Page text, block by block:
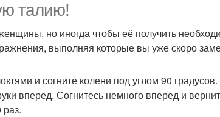
талию!
но иногда чтобы её получить
выполняя которые вы уже скоро
и согните колени под углом 90
вперед. Согнитесь немного вперед и